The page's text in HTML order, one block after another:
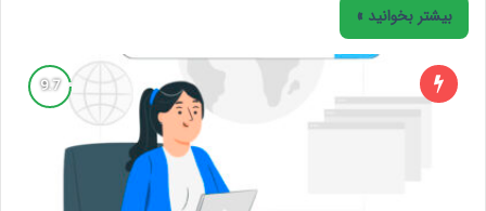
بیشتر بخوانید »